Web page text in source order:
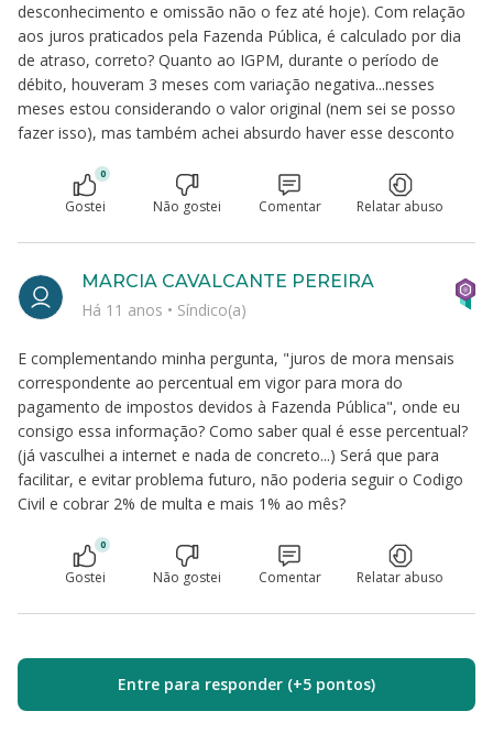
desconhecimento e omissão não o fez até hoje). Com relação
aos juros praticados pela Fazenda Pública, é calculado por dia
de atraso, correto? Quanto ao IGPM, durante o período de
débito, houveram 3 meses com variação negativa...nesses
meses estou considerando o valor original (nem sei se posso
fazer isso), mas também achei absurdo haver esse desconto
0
Gostei Não gostei Comentar Relatar abuso
E complementando minha pergunta, "juros de mora mensais
correspondente ao percentual em vigor para mora do
pagamento de impostos devidos à Fazenda Pública", onde eu
consigo essa informação? Como saber qual é esse percentual?
(já vasculhei a internet e nada de concreto...) Será que para
facilitar, e evitar problema futuro, não poderia seguir o Codigo
Civil e cobrar 2% de multa e mais 1% ao mês?
MARCIA CAVALCANTE PEREIRA
Há 11 anos • Síndico(a)
0
Gostei Não gostei Comentar Relatar abuso
Entre para responder (+5 pontos)